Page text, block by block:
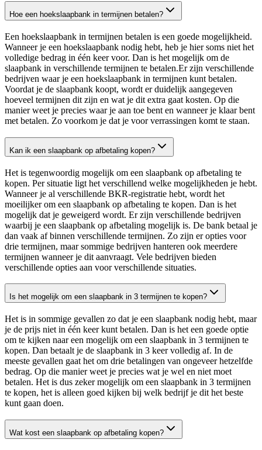
Hoe een hoekslaapbank in termijnen betalen?
Een hoekslaapbank in termijnen betalen is een goede mogelijkheid.
Wanneer je een hoekslaapbank nodig hebt, heb je hier soms niet het
volledige bedrag in één keer voor. Dan is het mogelijk om de
slaapbank in verschillende termijnen te betalen.Er zijn verschillende
bedrijven waar je een hoekslaapbank in termijnen kunt betalen.
Voordat je de slaapbank koopt, wordt er duidelijk aangegeven
hoeveel termijnen dit zijn en wat je dit extra gaat kosten. Op die
manier weet je precies waar je aan toe bent en wanneer je klaar bent
met betalen. Zo voorkom je dat je voor verrassingen komt te staan.
Kan ik een slaapbank op afbetaling kopen?
Het is tegenwoordig mogelijk om een slaapbank op afbetaling te
kopen. Per situatie ligt het verschillend welke mogelijkheden je hebt.
Wanneer je al verschillende BKR-registratie hebt, wordt het
moeilijker om een slaapbank op afbetaling te kopen. Dan is het
mogelijk dat je geweigerd wordt. Er zijn verschillende bedrijven
waarbij je een slaapbank op afbetaling mogelijk is. De bank betaal je
dan vaak af binnen verschillende termijnen. Zo zijn er opties voor
drie termijnen, maar sommige bedrijven hanteren ook meerdere
termijnen wanneer je dit aanvraagt. Vele bedrijven bieden
verschillende opties aan voor verschillende situaties.
Is het mogelijk om een slaapbank in 3 termijnen te kopen?
Het is in sommige gevallen zo dat je een slaapbank nodig hebt, maar
je de prijs niet in één keer kunt betalen. Dan is het een goede optie
om te kijken naar een mogelijk om een slaapbank in 3 termijnen te
kopen. Dan betaalt je de slaapbank in 3 keer volledig af. In de
meeste gevallen gaat het om drie betalingen van ongeveer hetzelfde
bedrag. Op die manier weet je precies wat je wel en niet moet
betalen. Het is dus zeker mogelijk om een slaapbank in 3 termijnen
te kopen, het is alleen goed kijken bij welk bedrijf je dit het beste
kunt gaan doen.
Wat kost een slaapbank op afbetaling kopen?